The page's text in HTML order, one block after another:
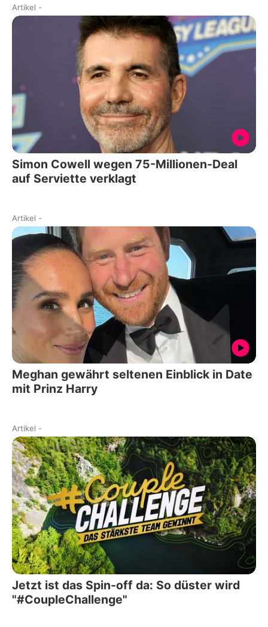
Artikel -
Simon Cowell wegen 75-Millionen-Deal
auf Serviette verklagt
Artikel -
Meghan gewährt seltenen Einblick in Date
mit Prinz Harry
Artikel -
Jetzt ist das Spin-off da: So düster wird
"#CoupleChallenge"